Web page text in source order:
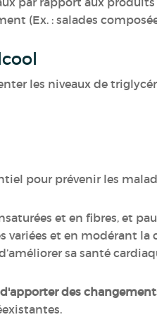
(Ex. : salades
les niveaux de
pour prévenir les
et en fibres, et
variées et en modérant
sa santé
des